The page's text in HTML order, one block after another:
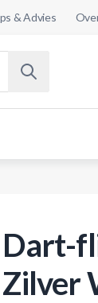
& Advies
Dart-
Zilver